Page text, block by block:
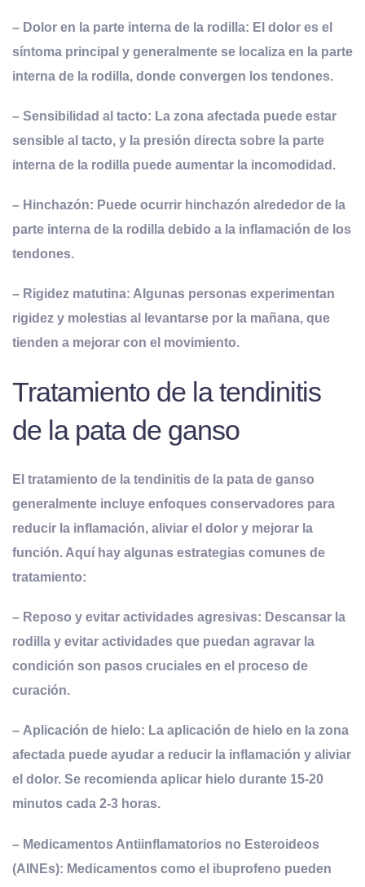
– Dolor en la parte interna de la rodilla: El dolor es el
síntoma principal y generalmente se localiza en la parte
interna de la rodilla, donde convergen los tendones.
– Sensibilidad al tacto: La zona afectada puede estar
sensible al tacto, y la presión directa sobre la parte
interna de la rodilla puede aumentar la incomodidad.
– Hinchazón: Puede ocurrir hinchazón alrededor de la
parte interna de la rodilla debido a la inflamación de los
tendones.
– Rigidez matutina: Algunas personas experimentan
rigidez y molestias al levantarse por la mañana, que
tienden a mejorar con el movimiento.
Tratamiento de la tendinitis
de la pata de ganso
El tratamiento de la tendinitis de la pata de ganso
generalmente incluye enfoques conservadores para
reducir la inflamación, aliviar el dolor y mejorar la
función. Aquí hay algunas estrategias comunes de
tratamiento:
– Reposo y evitar actividades agresivas: Descansar la
rodilla y evitar actividades que puedan agravar la
condición son pasos cruciales en el proceso de
curación.
– Aplicación de hielo: La aplicación de hielo en la zona
afectada puede ayudar a reducir la inflamación y aliviar
el dolor. Se recomienda aplicar hielo durante 15-20
minutos cada 2-3 horas.
– Medicamentos Antiinflamatorios no Esteroideos
(AINEs): Medicamentos como el ibuprofeno pueden